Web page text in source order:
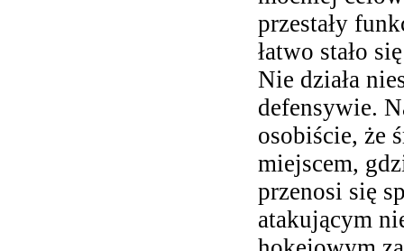
przestały
łatwo stało
Nie działa
defensywie.
osobiście, że
miejscem,
przenosi się
atakującym